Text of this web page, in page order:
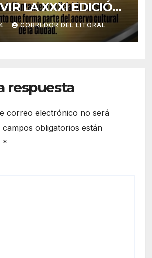
PROVINCIAL
CORREDOR DEL LITORAL
respuesta
correo electrónico no será
campos obligatorios están
*